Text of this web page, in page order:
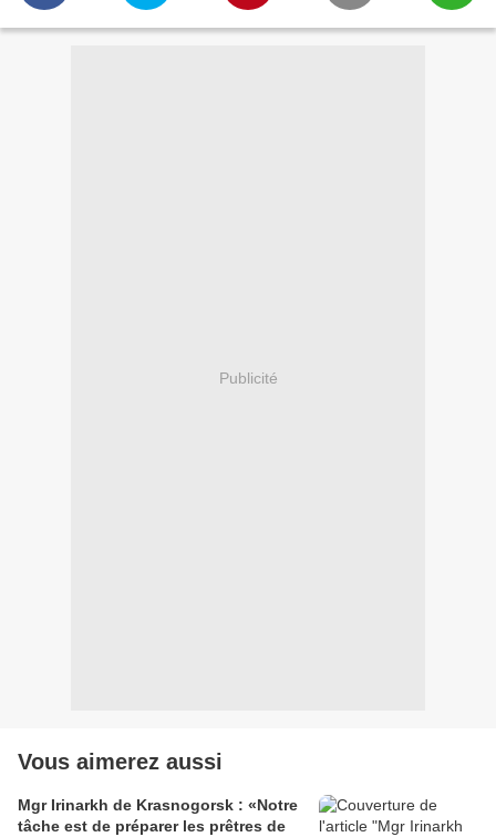
Publicité
Vous aimerez aussi
Mgr Irinarkh de Krasnogorsk : «Notre
tâche est de préparer les prêtres de